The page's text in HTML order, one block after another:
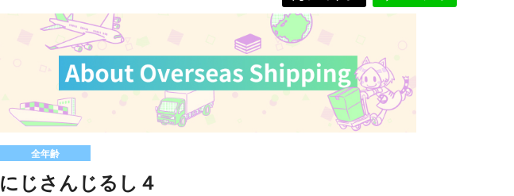
全年齢
にじさんじるし４